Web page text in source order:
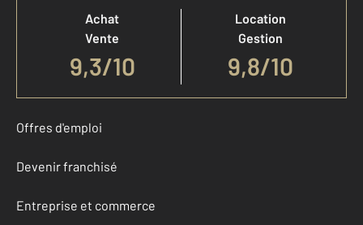
Achat
Vente
9,3/10
Location
Gestion
9,8/10
Offres d'emploi
Devenir franchisé
Entreprise et commerce